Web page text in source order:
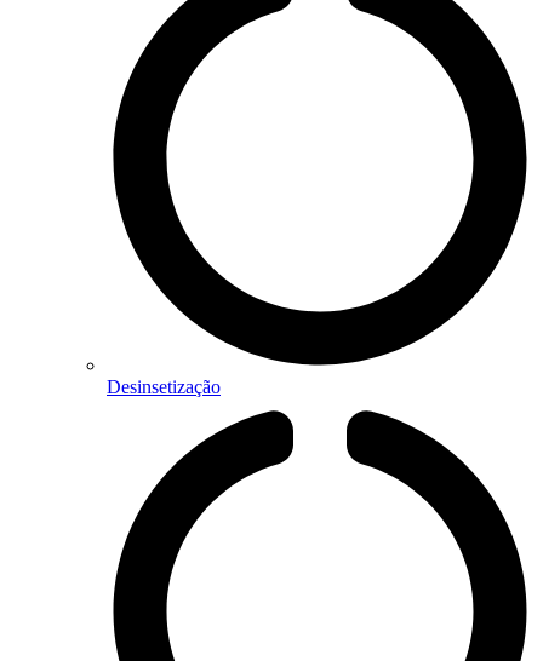
Desinsetização